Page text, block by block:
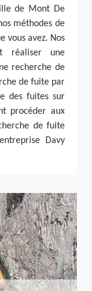
de Mont De
méthodes de
vous avez. Nos
réaliser une
recherche de
de fuite par
des fuites sur
procéder aux
de fuite
Davy